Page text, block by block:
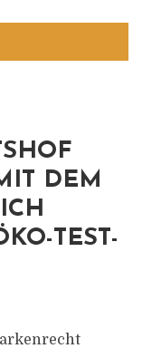
DEM
TEST-